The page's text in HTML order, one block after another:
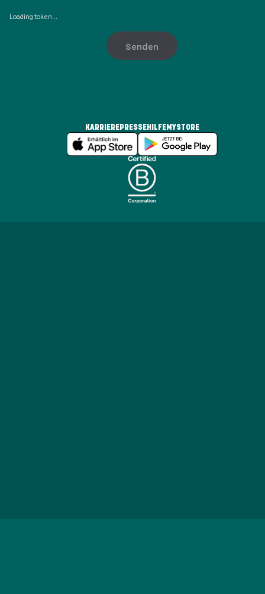
Loading token...
Senden
KARRIEREPRESSEHILFEMYSTORE